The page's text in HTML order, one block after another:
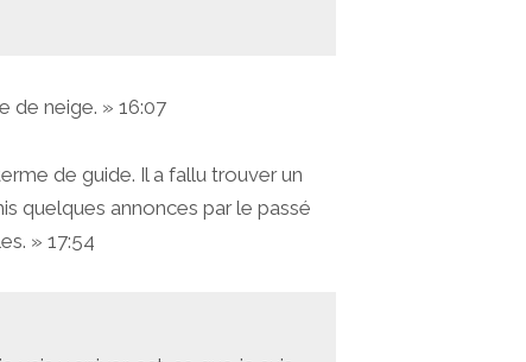
de neige. » 16:07
de guide. Il a fallu trouver un
quelques annonces par le passé
» 17:54